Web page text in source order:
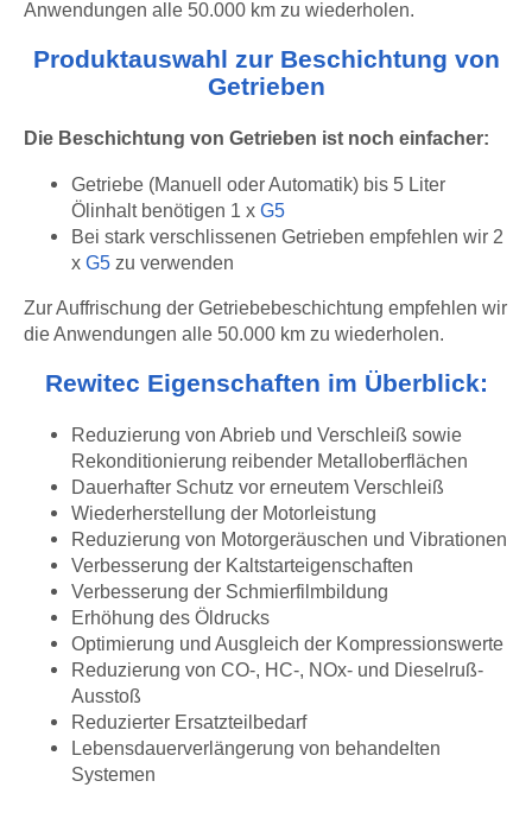
Anwendungen alle 50.000 km zu wiederholen.
Produktauswahl zur Beschichtung von
Getrieben
Die Beschichtung von Getrieben ist noch einfacher:
Getriebe (Manuell oder Automatik) bis 5 Liter
Ölinhalt benötigen 1 x G5
Bei stark verschlissenen Getrieben empfehlen wir 2
x G5 zu verwenden
Zur Auffrischung der Getriebebeschichtung empfehlen wir
die Anwendungen alle 50.000 km zu wiederholen.
Rewitec Eigenschaften im Überblick:
Reduzierung von Abrieb und Verschleiß sowie
Rekonditionierung reibender Metalloberflächen
Dauerhafter Schutz vor erneutem Verschleiß
Wiederherstellung der Motorleistung
Reduzierung von Motorgeräuschen und Vibrationen
Verbesserung der Kaltstarteigenschaften
Verbesserung der Schmierfilmbildung
Erhöhung des Öldrucks
Optimierung und Ausgleich der Kompressionswerte
Reduzierung von CO-, HC-, NOx- und Dieselruß-
Ausstoß
Reduzierter Ersatzteilbedarf
Lebensdauerverlängerung von behandelten
Systemen